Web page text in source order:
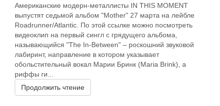
Американские модерн-металлисты IN THIS MOMENT
выпустят седьмой альбом "Mother" 27 марта на лейбле
Roadrunner/Atlantic. По этой ссылке можно посмотреть
видеоклип на первый сингл с грядущего альбома,
называющийся "The In-Between" – роскошний звуковой
лабиринт, направление в котором указывает
обольстительный вокал Марии Бринк (Maria Brink), а
риффы ги...
Продолжить чтение